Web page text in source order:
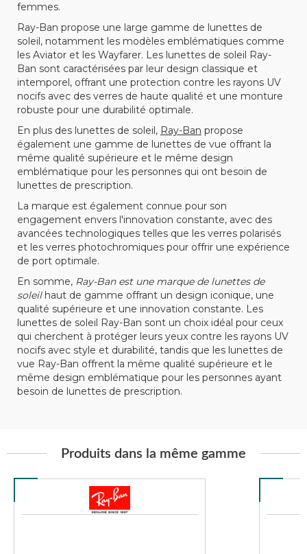
femmes.
Ray-Ban propose une large gamme de lunettes de
soleil, notamment les modèles emblématiques comme
les Aviator et les Wayfarer. Les lunettes de soleil Ray-
Ban sont caractérisées par leur design classique et
intemporel, offrant une protection contre les rayons UV
nocifs avec des verres de haute qualité et une monture
robuste pour une durabilité optimale.
En plus des lunettes de soleil, Ray-Ban propose
également une gamme de lunettes de vue offrant la
même qualité supérieure et le même design
emblématique pour les personnes qui ont besoin de
lunettes de prescription.
La marque est également connue pour son
engagement envers l'innovation constante, avec des
avancées technologiques telles que les verres polarisés
et les verres photochromiques pour offrir une expérience
de port optimale.
En somme, Ray-Ban est une marque de lunettes de
soleilhaut de gamme offrant un design iconique, une
qualité supérieure et une innovation constante. Les
lunettes de soleil Ray-Ban sont un choix idéal pour ceux
qui cherchent à protéger leurs yeux contre les rayons UV
nocifs avec style et durabilité, tandis que les lunettes de
vue Ray-Ban offrent la même qualité supérieure et le
même design emblématique pour les personnes ayant
besoin de lunettes de prescription.
Produits dans la même gamme